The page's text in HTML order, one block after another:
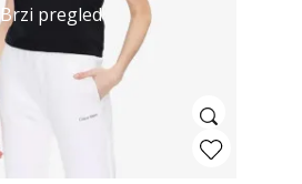
Brzi pregled